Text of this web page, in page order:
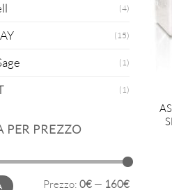
(4)
(15)
(1)
(1)
PER PREZZO
Prezzo: 0€ — 160€